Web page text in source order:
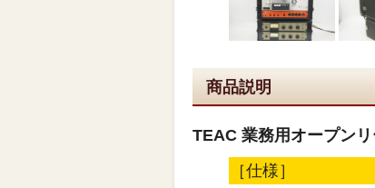
商品説明
TEAC 業務用オープン
［仕様］